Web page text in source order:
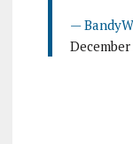
—
December